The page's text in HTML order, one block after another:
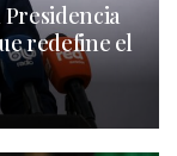
redefine el